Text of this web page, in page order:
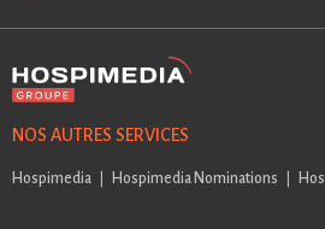
NOS AUTRES SERVICES
Hospimedia Hospimedia Nominations